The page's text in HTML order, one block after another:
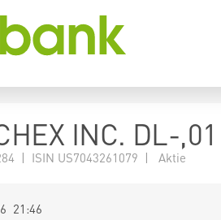
INC. DL-,01
| ISIN US7043261079 | Aktie
21:46